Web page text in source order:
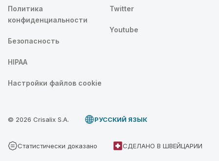
Политика
конфиденциальности
Безопасность
HIPAA
Настройки файлов cookie
Twitter
Youtube
© 2026 Crisalix S.A. PУССКИЙ ЯЗЫК
Статистически доказано СДЕЛАНО В ШВЕЙЦАРИИ